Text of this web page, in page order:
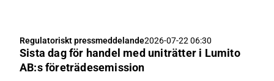
Regulatoriskt pressmeddelande2026-07-22 06:30
Sista dag för handel med uniträtter i Lumito
AB:s företrädesemission